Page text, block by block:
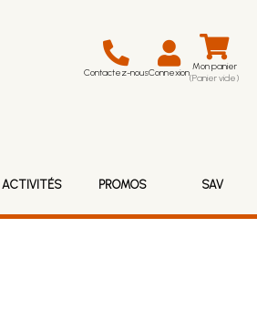
Contactez-nousConnexion Mon panier
(Panier vide)
ACTIVITÉS PROMOS SAV